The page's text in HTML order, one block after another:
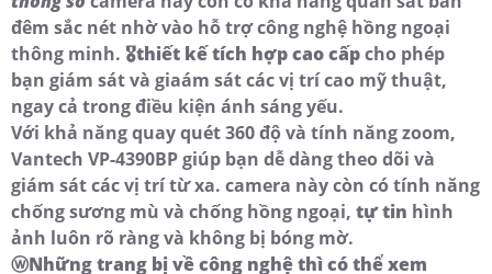
đêm sắc nét nhờ vào hỗ trợ công nghệ hồng ngoại
thông minh. 🎖️thiết kế tích hợp cao cấpcho phép
bạn giám sát và giaám sát các vị trí cao mỹ thuật,
ngay cả trong điều kiện ánh sáng yếu.
Với khả năng quay quét 360 độ và tính năng zoom,
Vantech VP-4390BP giúp bạn dễ dàng theo dõi và
giám sát các vị trí từ xa. camera này còn có tính năng
chống sương mù và chống hồng ngoại, tự tin hình
ảnh luôn rõ ràng và không bị bóng mờ.
ⓦNhững trang bị về công nghệ thì có thể xem